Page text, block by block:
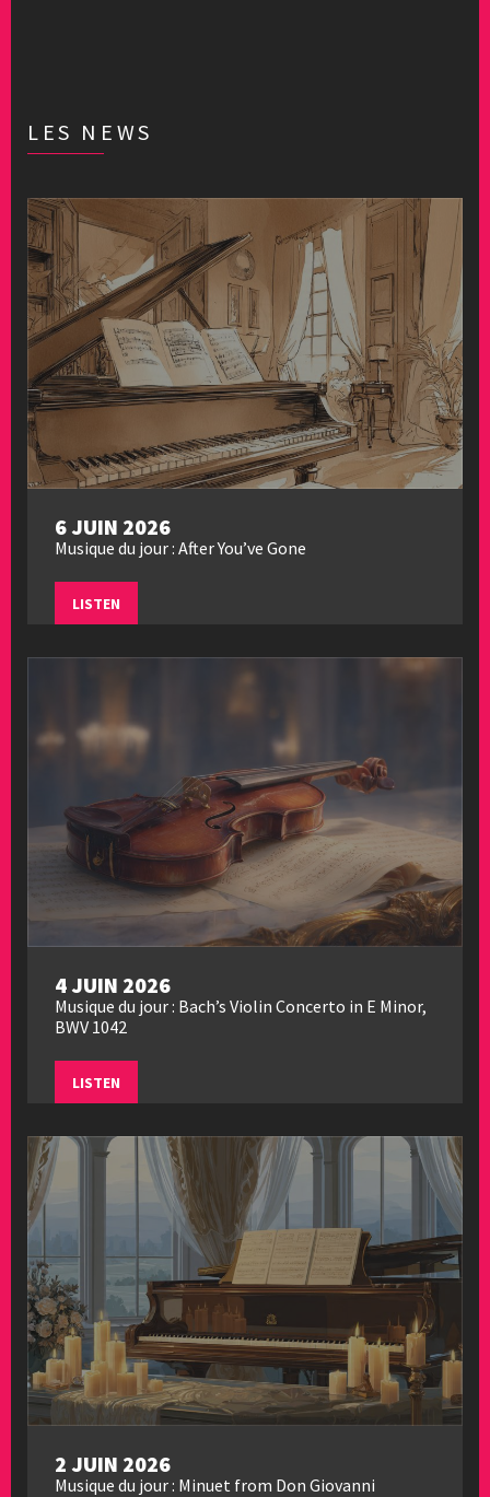
LES NEWS
6 JUIN 2026
Musique du jour : After You’ve Gone
LISTEN
4 JUIN 2026
Musique du jour : Bach’s Violin Concerto in E Minor,
BWV 1042
LISTEN
2 JUIN 2026
Musique du jour : Minuet from Don Giovanni